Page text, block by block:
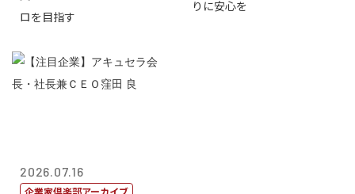
ロを目指す
りに安心を
2026.07.16
企業家倶楽部アーカイブ